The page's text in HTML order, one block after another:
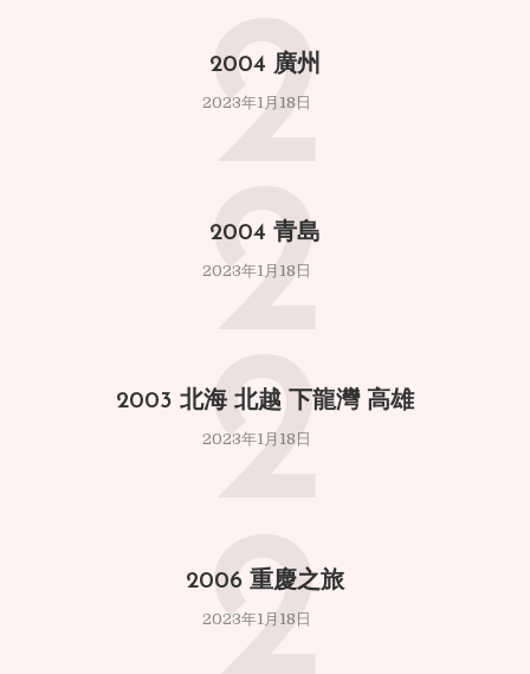
2004 廣州
2023年1月18日
2
2004 青島
2023年1月18日
2
2003 北海 北越 下龍灣 高雄
2023年1月18日
2
2006 重慶之旅
2023年1月18日
2